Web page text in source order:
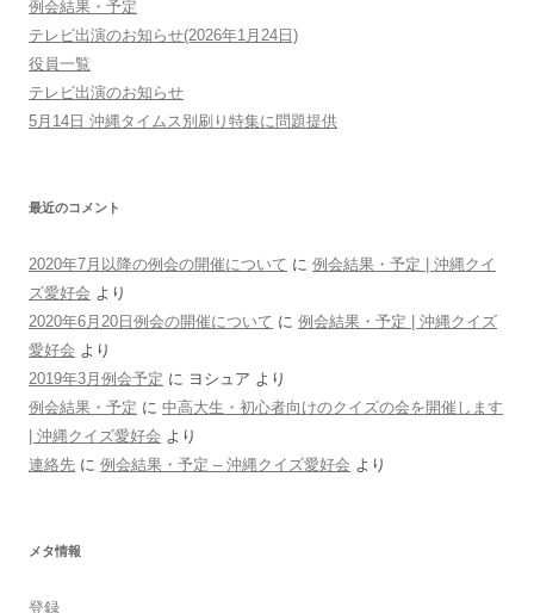
例会結果・予定
テレビ出演のお知らせ(2026年1月24日)
役員一覧
テレビ出演のお知らせ
5月14日 沖縄タイムス別刷り特集に問題提供
最近のコメント
2020年7月以降の例会の開催について に 例会結果・予定 | 沖縄クイ
ズ愛好会 より
2020年6月20日例会の開催について に 例会結果・予定 | 沖縄クイズ
愛好会 より
2019年3月例会予定 に ヨシュア より
例会結果・予定 に 中高大生・初心者向けのクイズの会を開催します
| 沖縄クイズ愛好会 より
連絡先 に 例会結果・予定 – 沖縄クイズ愛好会 より
メタ情報
登録